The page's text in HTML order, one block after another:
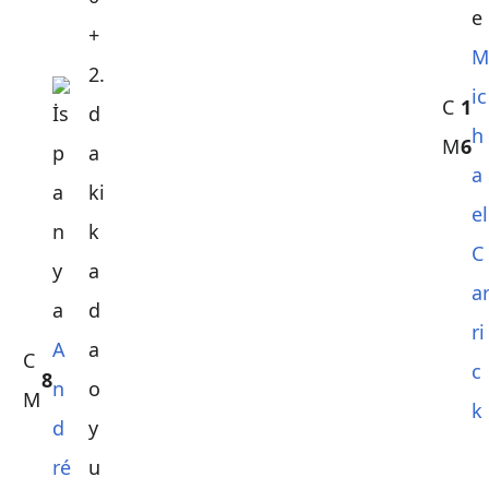
C
M
8
A
n
d
ré
C
M
1
6
M
ic
h
a
el
C
ar
ri
c
k